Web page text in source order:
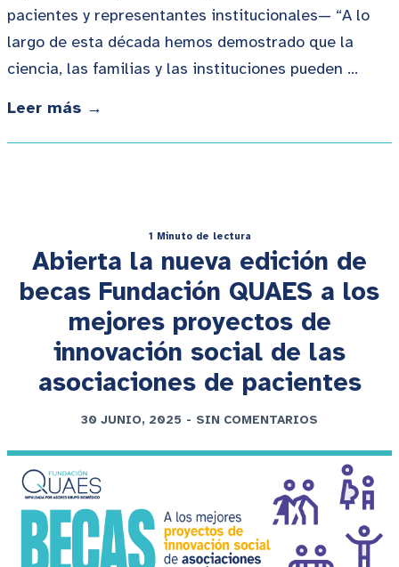
pacientes y representantes institucionales— “A lo
largo de esta década hemos demostrado que la
ciencia, las familias y las instituciones pueden …
Leer más →
1 Minuto de lectura
Abierta la nueva edición de
becas Fundación QUAES a los
mejores proyectos de
innovación social de las
asociaciones de pacientes
30 JUNIO, 2025 - SIN COMENTARIOS